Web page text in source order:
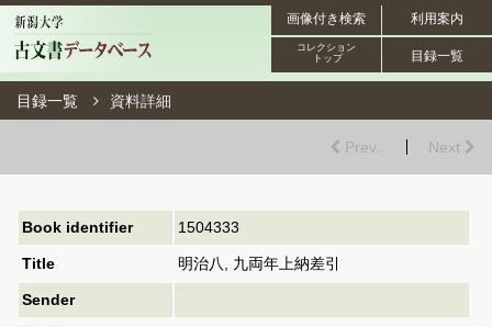
利用案内
画像付き検索
目録一覧
コレクション
トップ
目録一覧 資料詳細
Prev. Next
Book identifier 1504333
Title 明治八, 九両年上納差引
Sender